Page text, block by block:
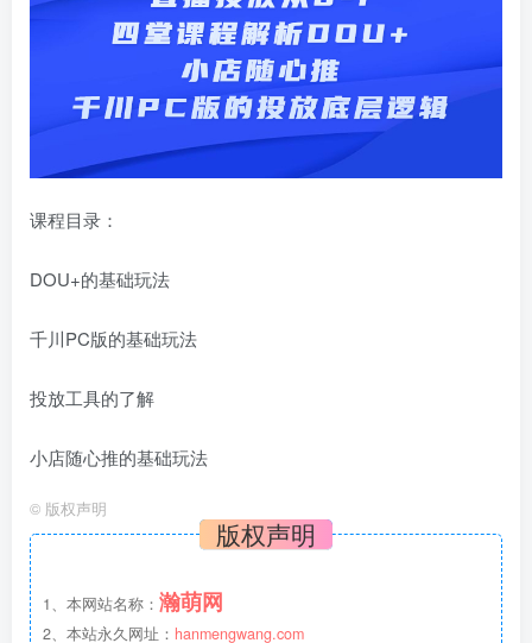
课程目录：
DOU+的基础玩法
千川PC版的基础玩法
投放工具的了解
小店随心推的基础玩法
© 版权声明
版权声明
1、本网站名称： 瀚萌网
2、本站永久网址： hanmengwang.com